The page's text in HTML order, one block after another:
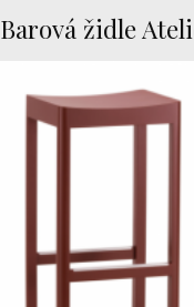
Barová židle